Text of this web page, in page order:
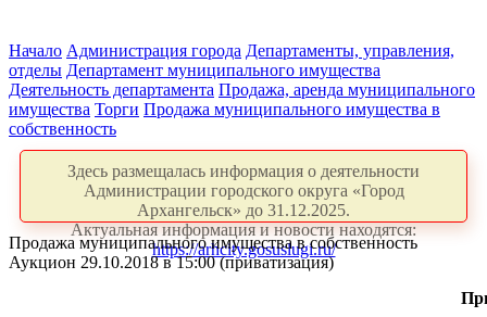
Начало Администрация города Департаменты, управления,
отделы Департамент муниципального имущества
Деятельность департамента Продажа, аренда муниципального
имущества Торги Продажа муниципального имущества в
собственность
Здесь размещалась информация о деятельности
Администрации городского округа «Город
Архангельск» до 31.12.2025.
Актуальная информация и новости находятся:
https://arhcity.gosuslugi.ru/
Продажа муниципального имущества в собственность
Аукцион 29.10.2018 в 15:00 (приватизация)